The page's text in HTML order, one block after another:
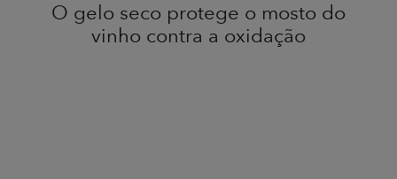
O gelo seco protege o mosto do
vinho contra a oxidação